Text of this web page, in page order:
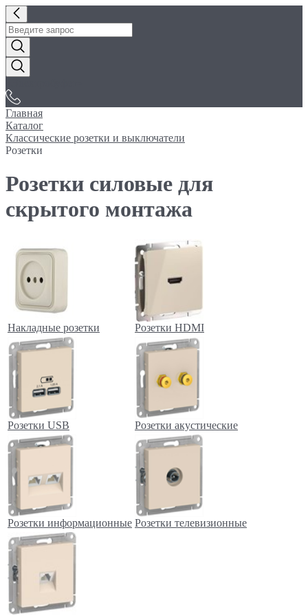
Главная
Каталог
Классические розетки и выключатели
Розетки
Розетки силовые для
скрытого монтажа
Накладные розетки Розетки HDMI
Розетки USB Розетки акустические
Розетки информационные Розетки телевизионные